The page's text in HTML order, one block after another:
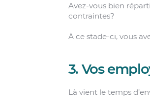
Avez-vous bien
contraintes?
À ce stade-ci, vous
3. Vos
Là vient le temps